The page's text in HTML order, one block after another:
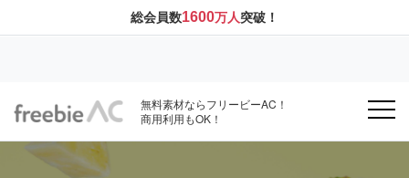
総会員数1600万人突破！
無料素材ならフリービーAC！
商用利用もOK！